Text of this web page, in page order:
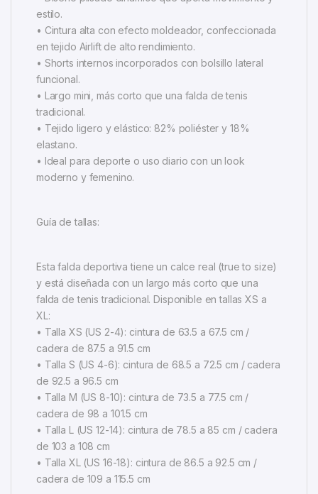
estilo.
• Cintura alta con efecto moldeador, confeccionada
en tejido Airlift de alto rendimiento.
• Shorts internos incorporados con bolsillo lateral
funcional.
• Largo mini, más corto que una falda de tenis
tradicional.
• Tejido ligero y elástico: 82% poliéster y 18%
elastano.
• Ideal para deporte o uso diario con un look
moderno y femenino.
Guía de tallas:
Esta falda deportiva tiene un calce real (true to size)
y está diseñada con un largo más corto que una
falda de tenis tradicional. Disponible en tallas XS a
XL:
• Talla XS (US 2-4): cintura de 63.5 a 67.5 cm /
cadera de 87.5 a 91.5 cm
• Talla S (US 4-6): cintura de 68.5 a 72.5 cm / cadera
de 92.5 a 96.5 cm
• Talla M (US 8-10): cintura de 73.5 a 77.5 cm /
cadera de 98 a 101.5 cm
• Talla L (US 12-14): cintura de 78.5 a 85 cm / cadera
de 103 a 108 cm
• Talla XL (US 16-18): cintura de 86.5 a 92.5 cm /
cadera de 109 a 115.5 cm